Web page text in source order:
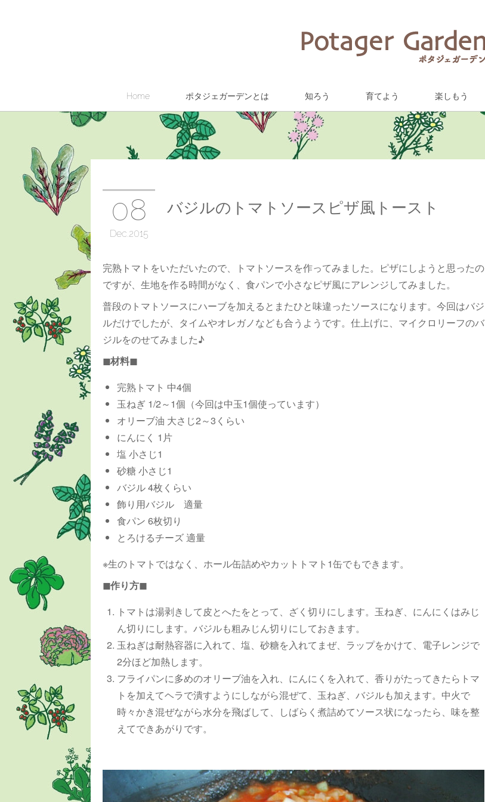
Home ポタジェガーデンとは 知ろう 育てよう 楽しもう
08
Dec 2015
バジルのトマトソースピザ風トースト
完熟トマトをいただいたので、トマトソースを作ってみました。ピザにしようと思ったの
ですが、生地を作る時間がなく、食パンで小さなピザ風にアレンジしてみました。
普段のトマトソースにハーブを加えるとまたひと味違ったソースになります。今回はバジ
ルだけでしたが、タイムやオレガノなども合うようです。仕上げに、マイクロリーフのバ
ジルをのせてみました♪
◼︎材料◼︎
完熟トマト 中4個
玉ねぎ 1/2～1個（今回は中玉1個使っています）
オリーブ油 大さじ2～3くらい
にんにく 1片
塩 小さじ1
砂糖 小さじ1
バジル 4枚くらい
飾り用バジル 適量
食パン 6枚切り
とろけるチーズ 適量
※生のトマトではなく、ホール缶詰めやカットトマト1缶でもできます。
◼︎作り方◼︎
トマトは湯剥きして皮とへたをとって、ざく切りにします。玉ねぎ、にんにくはみじ
ん切りにします。バジルも粗みじん切りにしておきます。
玉ねぎは耐熱容器に入れて、塩、砂糖を入れてまぜ、ラップをかけて、電子レンジで
2分ほど加熱します。
フライパンに多めのオリーブ油を入れ、にんにくを入れて、香りがたってきたらトマ
トを加えてヘラで潰すようにしながら混ぜて、玉ねぎ、バジルも加えます。中火で
時々かき混ぜながら水分を飛ばして、しばらく煮詰めてソース状になったら、味を整
えてできあがりです。